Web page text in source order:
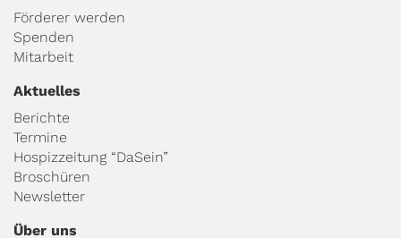
Förderer werden
Spenden
Mitarbeit
Aktuelles
Berichte
Termine
Hospizzeitung “DaSein”
Broschüren
Newsletter
Über uns